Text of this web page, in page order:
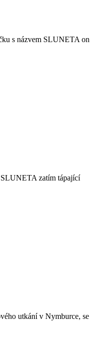
s názvem SLUNETA on
zatím tápající
utkání v Nymburce, se